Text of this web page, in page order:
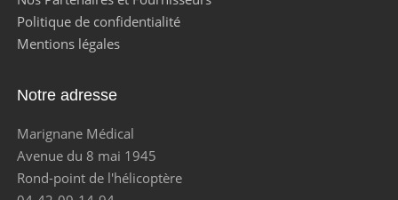
Politique de confidentialité
Mentions légales
Notre adresse
Marignane Médical
Avenue du 8 mai 1945
Rond-point de l'hélicoptère